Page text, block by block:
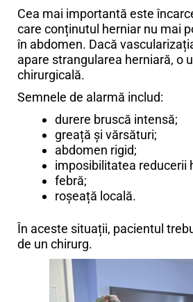
Cea mai importantă este
care conținutul herniar nu mai
în abdomen. Dacă
apare strangularea herniară, o
chirurgicală.
Semnele de alarmă includ:
durere bruscă intensă;
greață și vărsături;
abdomen rigid;
imposibilitatea reducerii
febră;
roșeață locală.
În aceste situații, pacientul
de un chirurg.